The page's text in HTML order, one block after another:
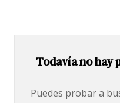
Todavía no hay
Puedes probar a